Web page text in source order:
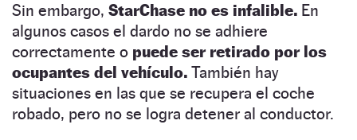
Sin embargo, StarChase no es infalible. En
algunos casos el dardo no se adhiere
correctamente o puede ser retirado por los
ocupantes del vehículo. También hay
situaciones en las que se recupera el coche
robado, pero no se logra detener al conductor.